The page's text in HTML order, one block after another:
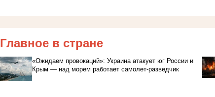
Главное в стране
«Ожидаем провокаций»: Украина атакует юг России и
Крым — над морем работает самолет-разведчик